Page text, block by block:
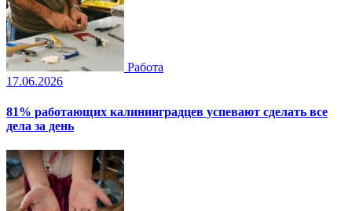
Работа
17.06.2026
81% работающих калининградцев успевают сделать все
дела за день